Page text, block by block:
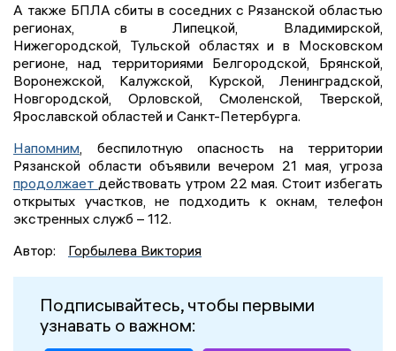
А также БПЛА сбиты в соседних с Рязанской областью
регионах, в Липецкой, Владимирской,
Нижегородской, Тульской областях и в Московском
регионе, над территориями Белгородской, Брянской,
Воронежской, Калужской, Курской, Ленинградской,
Новгородской, Орловской, Смоленской, Тверской,
Ярославской областей и Санкт-Петербурга.
Напомним, беспилотную опасность на территории
Рязанской области объявили вечером 21 мая, угроза
продолжает действовать утром 22 мая. Стоит избегать
открытых участков, не подходить к окнам, телефон
экстренных служб – 112.
Автор:
Горбылева Виктория
Подписывайтесь, чтобы первыми
узнавать о важном: